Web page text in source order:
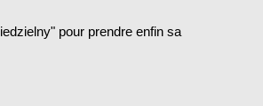
pour prendre enfin sa